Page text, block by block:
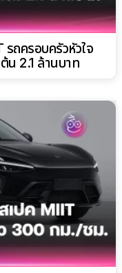
ถครอบครัวหัวใจ
น 2.1 ล้านบาท